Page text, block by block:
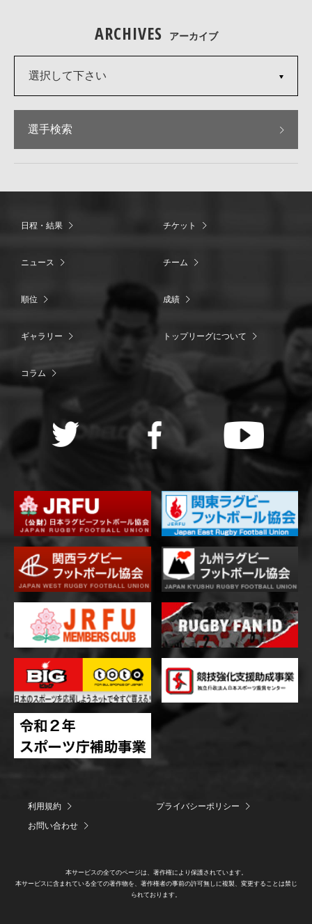
ARCHIVES アーカイブ
選択して下さい
選手検索
日程・結果 チケット
ニュース チーム
順位 成績
ギャラリー トップリーグについて
コラム
利用規約
プライバシーポリシー
お問い合わせ
本サービスの全てのページは、著作権により保護されています。
本サービスに含まれている全ての著作物を、著作権者の事前の許可無しに複製、変更することは禁じ
られております。